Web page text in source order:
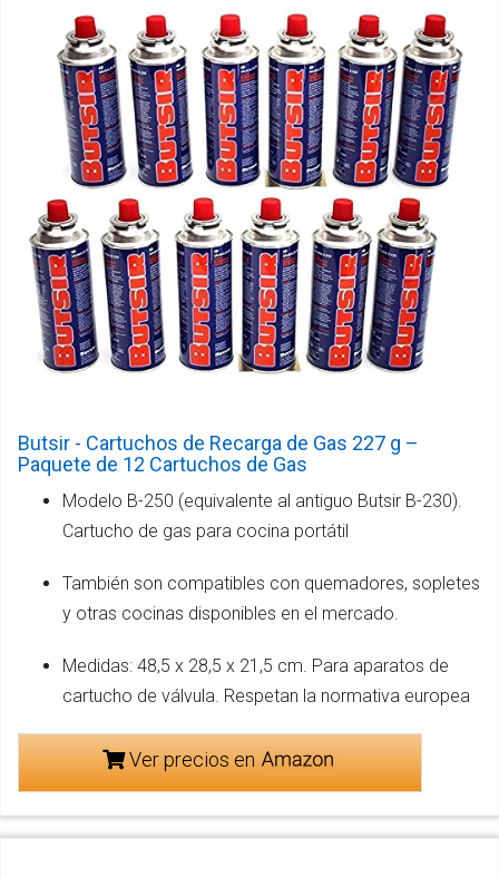
Butsir - Cartuchos de Recarga de Gas 227 g –
Paquete de 12 Cartuchos de Gas
Modelo B-250 (equivalente al antiguo Butsir B-230).
Cartucho de gas para cocina portátil
También son compatibles con quemadores, sopletes
y otras cocinas disponibles en el mercado.
Medidas: 48,5 x 28,5 x 21,5 cm. Para aparatos de
cartucho de válvula. Respetan la normativa europea
Ver precios en